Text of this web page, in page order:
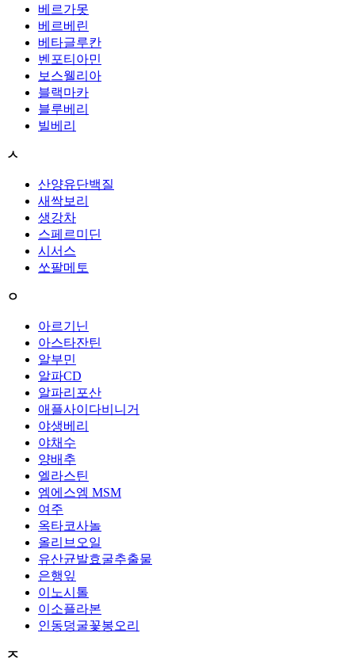
베르가못
베르베린
베타글루칸
벤포티아민
보스웰리아
블랙마카
블루베리
빌베리
ㅅ
산양유단백질
새싹보리
생강차
스페르미딘
시서스
쏘팔메토
ㅇ
아르기닌
아스타잔틴
알부민
알파CD
알파리포산
애플사이다비니거
야생베리
야채수
양배추
엘라스틴
엠에스엠 MSM
여주
옥타코사놀
올리브오일
유산균발효굴추출물
은행잎
이노시톨
이소플라본
인동덩굴꽃봉오리
ㅈ